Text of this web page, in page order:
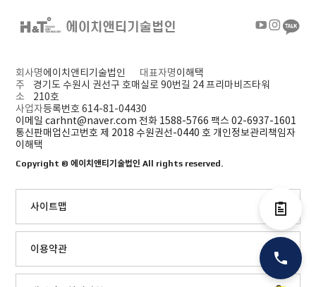
회사명에이치앤티기술법인 대표자명이해택
주
소
경기도 수원시 권선구 호매실로 90번길 24 프리마비즈타워
210호
사업자등록번호 614-81-04430
이메일 carhnt@naver.com 전화 1588-5766 팩스 02-6937-1601
통신판매업신고번호 제 2018 수원권선-0440 호 개인정보관리책임자
이해택
Copyright ©에이치앤티기술법인 All rights reserved.
사이트맵
이용약관